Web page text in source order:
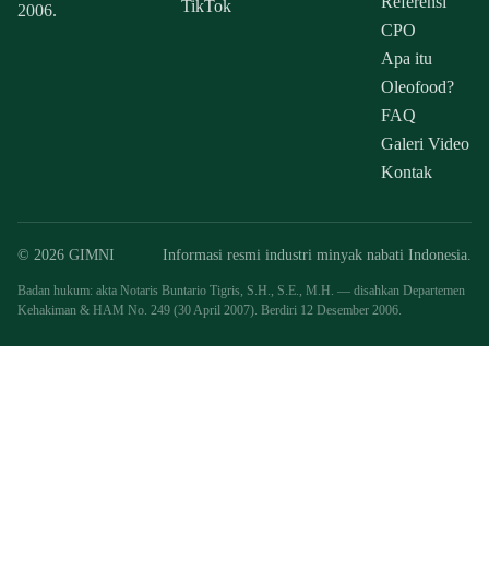
2006. TikTok
CPO
Apa itu
Oleofood?
FAQ
Galeri Video
Kontak
© 2026 GIMNI Informasi resmi industri minyak nabati Indonesia.
Badan hukum: akta Notaris Buntario Tigris, S.H., S.E., M.H. — disahkan Departemen
Kehakiman & HAM No. 249 (30 April 2007). Berdiri 12 Desember 2006.